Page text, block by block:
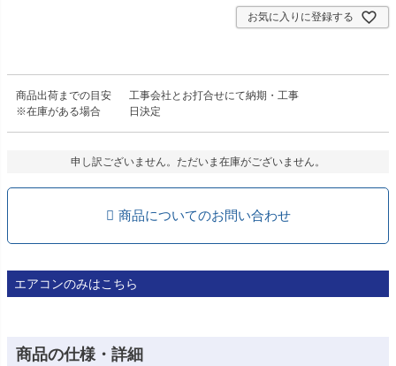
お気に入りに登録する
商品出荷までの目安
※在庫がある場合
工事会社とお打合せにて納期・工事
日決定
申し訳ございません。ただいま在庫がございません。
商品についてのお問い合わせ
エアコンのみはこちら
商品の仕様・詳細